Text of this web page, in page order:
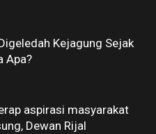
Kejagung Sejak
Apa?
aspirasi masyarakat
Dewan Rijal